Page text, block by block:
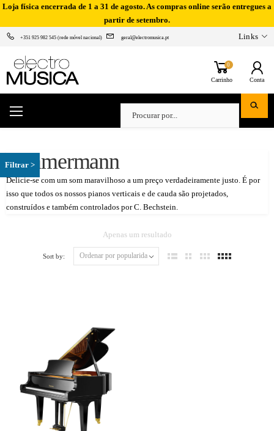
Loja física encerrada de 1 a 31 de agosto. As compras online serão entregues a
partir de setembro.
+351 925 982 545 (rede móvel nacional) geral@electromusica.pt Links
0
Carrinho Conta
Zimmermann
Delicie-se com um som maravilhoso a um preço verdadeiramente justo. É por
isso que todos os nossos pianos verticais e de cauda são projetados,
construídos e também controlados por C. Bechstein.
Apenas um resultado
Sort by: